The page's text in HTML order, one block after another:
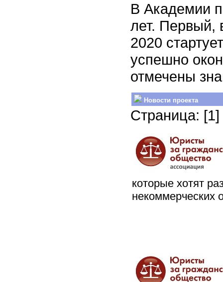
В Академии
лет. Первый,
2020
успешно
отмечены
Новости проекта
Страница: [1]
которые хотят
некоммерческих